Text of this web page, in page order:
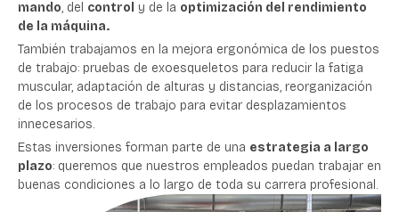
mando, del control y de la optimización del rendimiento
de la máquina.
También trabajamos en la mejora ergonómica de los puestos
de trabajo: pruebas de exoesqueletos para reducir la fatiga
muscular, adaptación de alturas y distancias, reorganización
de los procesos de trabajo para evitar desplazamientos
innecesarios.
Estas inversiones forman parte de una estrategia a largo
plazo: queremos que nuestros empleados puedan trabajar en
buenas condiciones a lo largo de toda su carrera profesional.